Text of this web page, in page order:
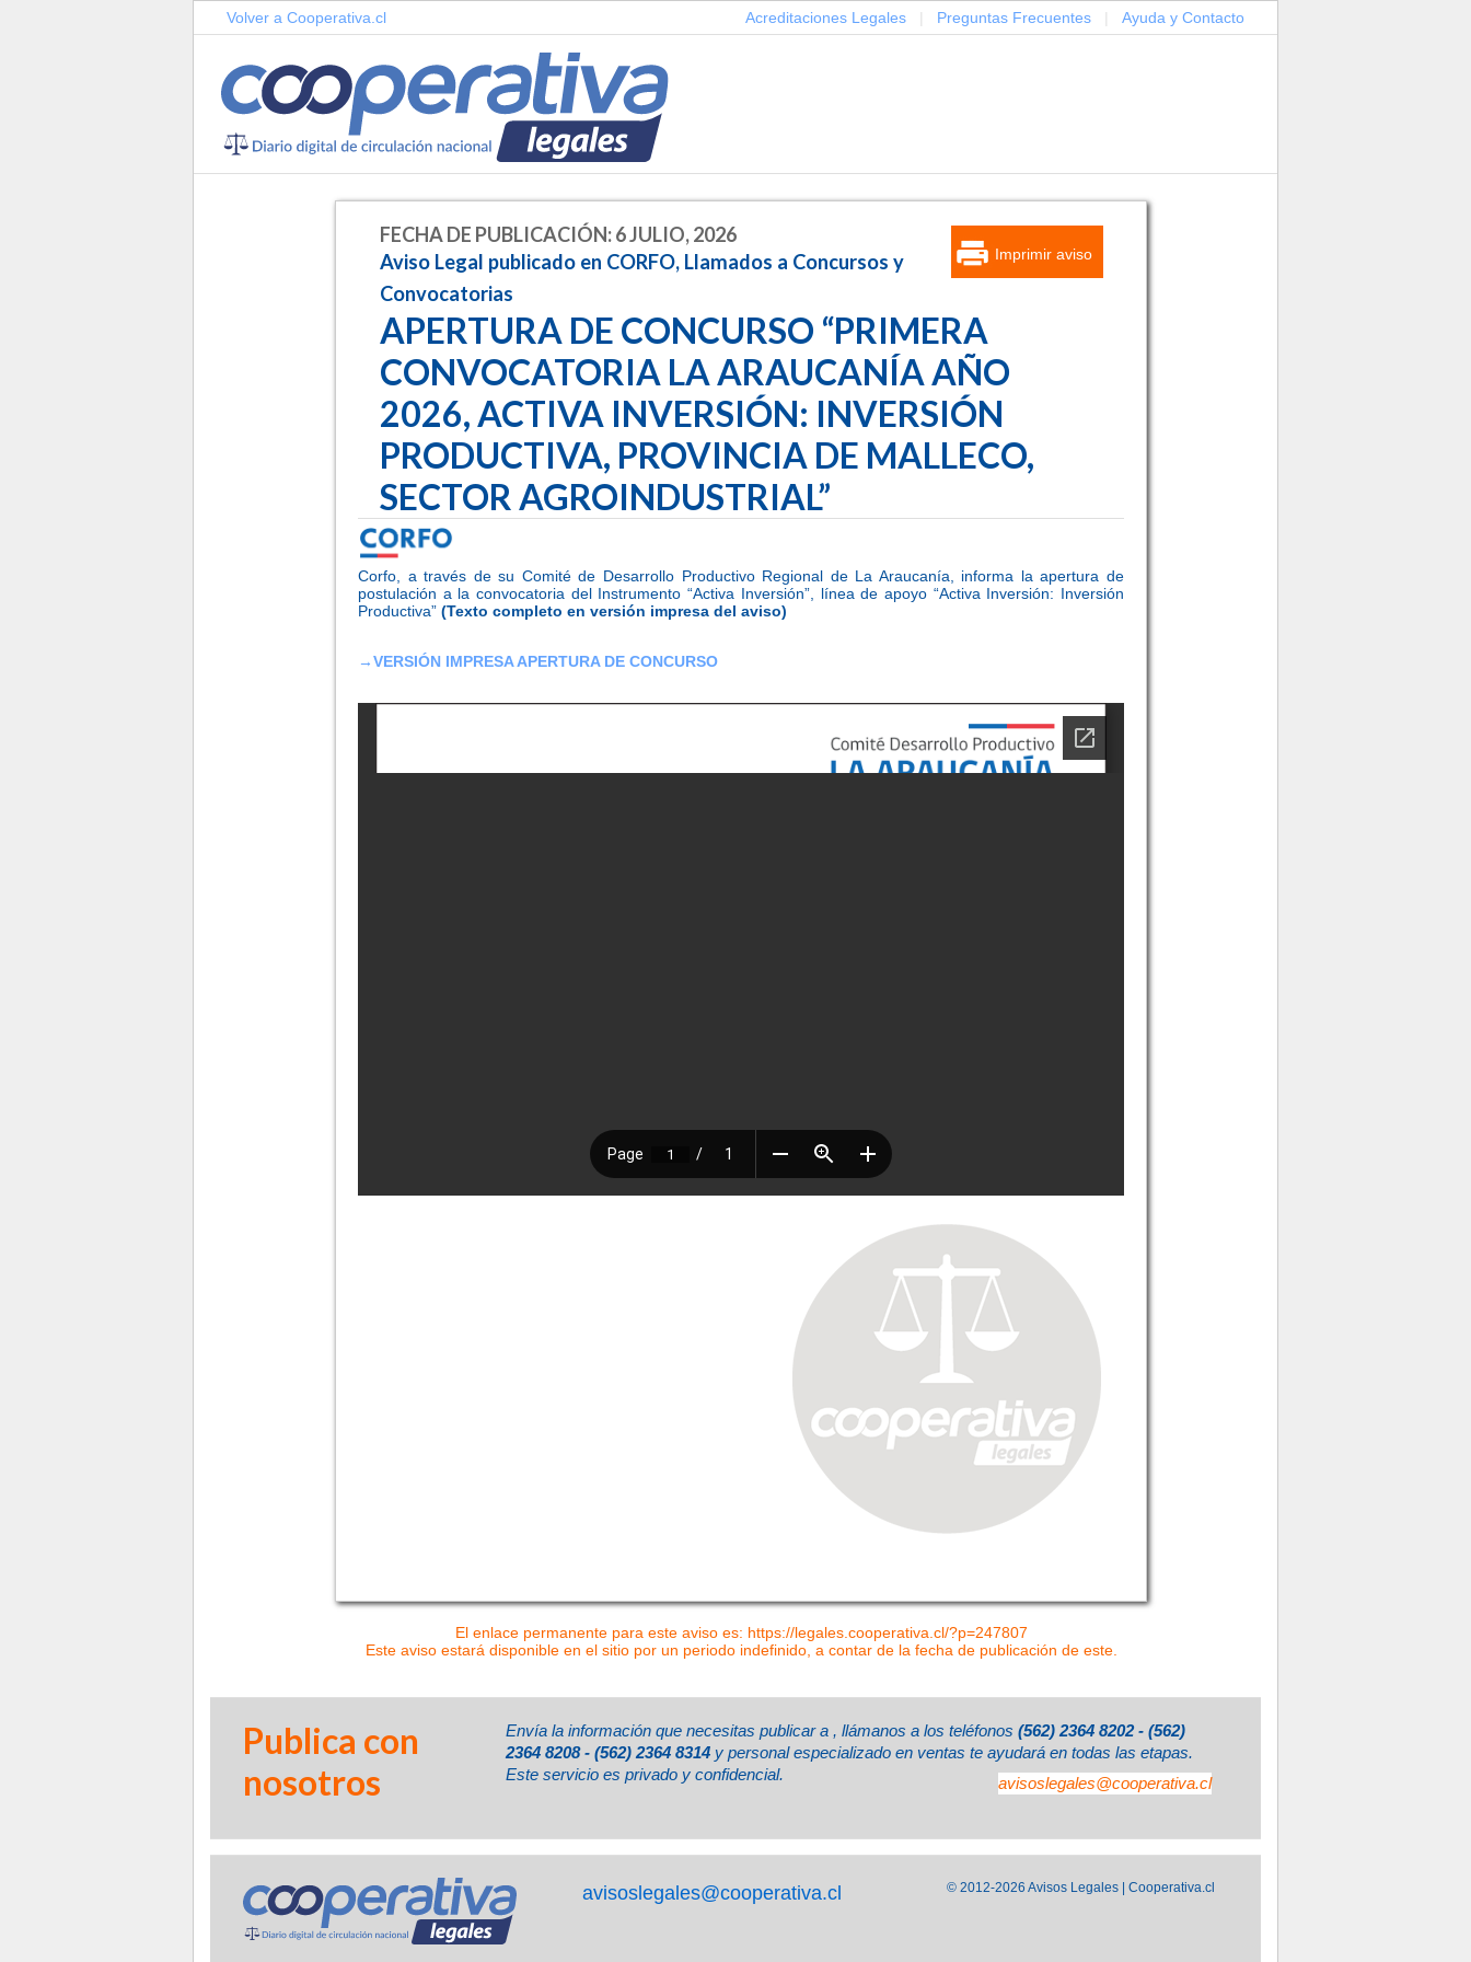
Volver a Cooperativa.cl Acreditaciones Legales Preguntas Frecuentes Ayuda y Contacto
Imprimir aviso
FECHA DE PUBLICACIÓN: 6 JULIO, 2026
Aviso Legal publicado en CORFO, Llamados a Concursos y
Convocatorias
APERTURA DE CONCURSO “PRIMERA
CONVOCATORIA LA ARAUCANÍA AÑO
2026, ACTIVA INVERSIÓN: INVERSIÓN
PRODUCTIVA, PROVINCIA DE MALLECO,
SECTOR AGROINDUSTRIAL”
Corfo, a través de su Comité de Desarrollo Productivo Regional de La Araucanía, informa la apertura de
postulación a la convocatoria del Instrumento “Activa Inversión”, línea de apoyo “Activa Inversión: Inversión
Productiva” (Texto completo en versión impresa del aviso)
→VERSIÓN IMPRESA APERTURA DE CONCURSO
El enlace permanente para este aviso es: https://legales.cooperativa.cl/?p=247807
Este aviso estará disponible en el sitio por un periodo indefinido, a contar de la fecha de publicación de este.
Publica con
nosotros
Envía la información que necesitas publicar a
avisoslegales@cooperativa.cl
, llámanos a los teléfonos (562) 2364 8202 - (562)
2364 8208 - (562) 2364 8314 y personal especializado en ventas te ayudará en todas las etapas.
Este servicio es privado y confidencial.
avisoslegales@cooperativa.cl © 2012-2026 Avisos Legales | Cooperativa.cl